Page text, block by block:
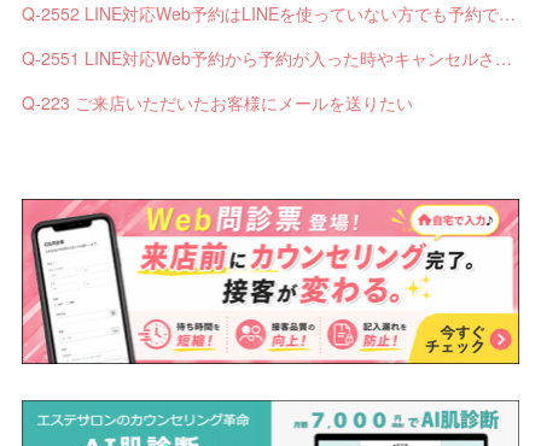
Q-2552 LINE対応Web予約はLINEを使っていない方でも予約できますか？
Q-2551 LINE対応Web予約から予約が入った時やキャンセルされた時、サロンやお客様へは通知されますか？
Q-223 ご来店いただいたお客様にメールを送りたい